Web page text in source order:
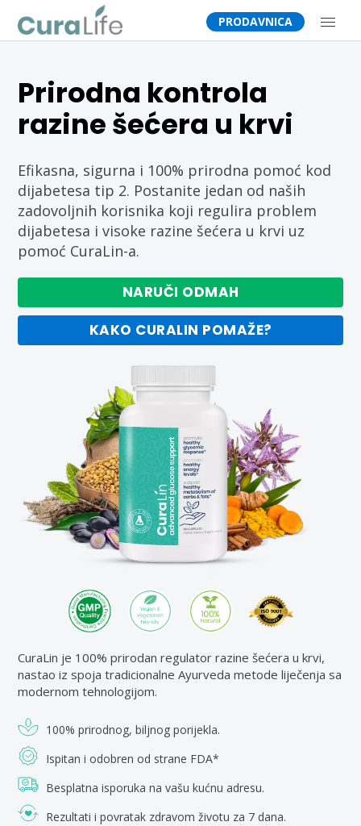
PRODAVNICA
DIJABETES BLOG
BROŠURA
O NAMA
FAQ
KONTAKT
Prirodna kontrola
razine šećera u krvi
Efikasna, sigurna i 100% prirodna pomoć kod
dijabetesa tip 2. Postanite jedan od naših
zadovoljnih korisnika koji regulira problem
dijabetesa i visoke razine šećera u krvi uz
pomoć CuraLin-a.
NARUČI ODMAH
KAKO CURALIN POMAŽE?
CuraLin je 100% prirodan regulator razine šećera u krvi,
nastao iz spoja tradicionalne Ayurveda metode liječenja sa
modernom tehnologijom.
100% prirodnog, biljnog porijekla.
Ispitan i odobren od strane FDA*
Besplatna isporuka na vašu kućnu adresu.
Rezultati i povratak zdravom životu za 7 dana.